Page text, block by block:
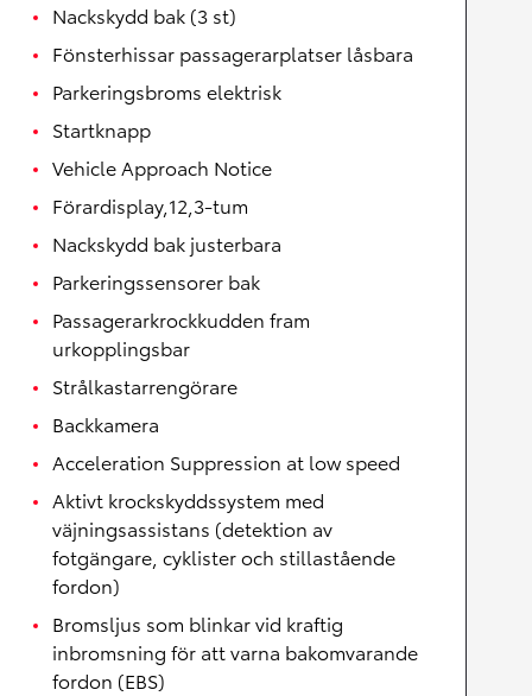
Nackskydd bak (3 st)
Fönsterhissar passagerarplatser låsbara
Parkeringsbroms elektrisk
Startknapp
Vehicle Approach Notice
Förardisplay,12,3-tum
Nackskydd bak justerbara
Parkeringssensorer bak
Passagerarkrockkudden fram
urkopplingsbar
Strålkastarrengörare
Backkamera
Acceleration Suppression at low speed
Aktivt krockskyddssystem med
väjningsassistans (detektion av
fotgängare, cyklister och stillastående
fordon)
Bromsljus som blinkar vid kraftig
inbromsning för att varna bakomvarande
fordon (EBS)